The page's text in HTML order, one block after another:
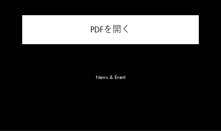
PDFを開く
News & Event